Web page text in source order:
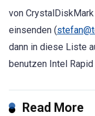
von
einsenden (
dann in diese Liste
benutzen Intel
Read More